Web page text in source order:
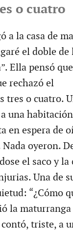
o cuatro
a la casa de
el doble de
Ella pensó
rechazó el
tres o cuatro.
una
en espera de
oyeron.
el saco y la
Una de
“¿Cómo
la maturranga
triste, a